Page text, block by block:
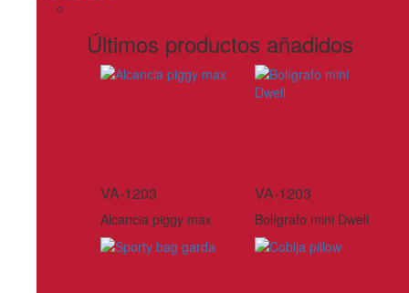
Últimos productos añadidos
VA-1203
Alcancia piggy max
VA-1203
Bolígrafo mini Dwell